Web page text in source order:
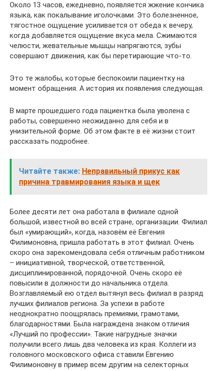
Около 13 часов, ежедневно, появляется жжение кончика
языка, как покалывание иголочками. Это болезненное,
тягостное ощущение усиливается от обеда к вечеру,
когда добавляется ощущение вкуса мела. Сжимаются
челюсти, жевательные мышцы напрягаются, зубы
совершают движения, как бы перетирающие что-то.
Это те жалобы, которые беспокоили пациентку на
момент обращения. А история их появления следующая.
В марте прошедшего года пациентка была уволена с
работы, совершенно неожиданно для себя и в
унизительной форме. Об этом факте в её жизни стоит
рассказать подробнее.
Читайте также: Неправильный прикус как
причина травмирования языка и щек
Более десяти лет она работала в филиале одной
большой, известной во всей стране, организации. Филиал
был «умирающий», когда, назовём её Евгения
Филимоновна, пришла работать в этот филиал. Очень
скоро она зарекомендовала себя отличным работником
– инициативной, творческой, ответственной,
дисциплинированной, порядочной. Очень скоро её
повысили в должности до начальника отдела.
Возглавляемый ею отдел вытянул весь филиал в разряд
лучших филиалов региона. За успехи в работе
неоднократно поощрялась премиями, грамотами,
благодарностями. Была награждена знаком отличия
«Лучший по профессии». Такие нагрудные значки
получили всего лишь два человека из края. Коллеги из
головного московского офиса ставили Евгению
Филимоновну в пример всем другим на селекторных